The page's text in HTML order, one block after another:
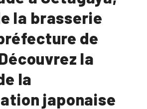
la brasserie
de
la
la
japonaise